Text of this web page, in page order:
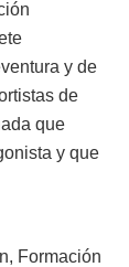
y de
de
que
y que
Formación